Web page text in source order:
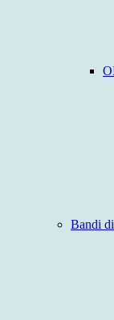
Bandi